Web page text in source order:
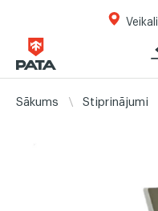
Veikali
Sākums Stiprinājumi